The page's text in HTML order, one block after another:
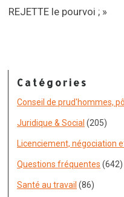
REJETTE le pourvoi ; »
Catégories
Conseil de prud'hommes,
Juridique & Social (205)
Licenciement, négociation
Questions fréquentes (642)
Santé au travail (86)